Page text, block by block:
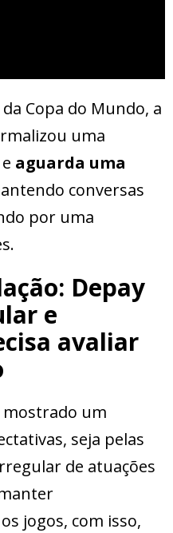
Copa do Mundo, a
uma
aguarda uma
conversas
por uma
Depay
e
avaliar
um
seja pelas
de atuações
jogos, com isso,